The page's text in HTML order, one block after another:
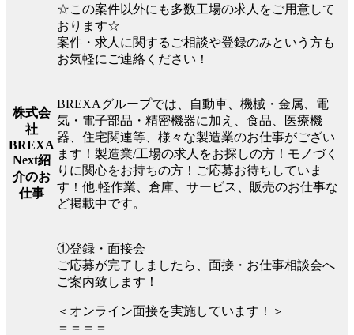
☆この案件以外にも多数工場の求人をご用意して
おります☆
案件・求人に関するご相談や登録のみという方も
お気軽にご連絡ください！
株式会
社
BREXA
Next紹
介のお
仕事
BREXAグループでは、自動車、機械・金属、電
気・電子部品・精密機器に加え、食品、医療機
器、住宅関連等、様々な製造業のお仕事がござい
ます！製造業/工場の求人をお探しの方！モノづく
りに関心をお持ちの方！ご応募お待ちしていま
す！他.軽作業、倉庫、サービス、販売のお仕事な
ど掲載中です。
①登録・面接会
ご応募が完了しましたら、面接・お仕事相談会へ
ご案内致します！
＜オンライン面接を実施しています！＞
＝＝＝＝